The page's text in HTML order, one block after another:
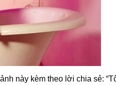
này kèm theo lời chia sẻ: